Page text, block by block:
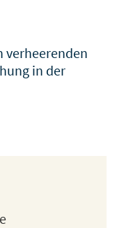
verheerenden
in der